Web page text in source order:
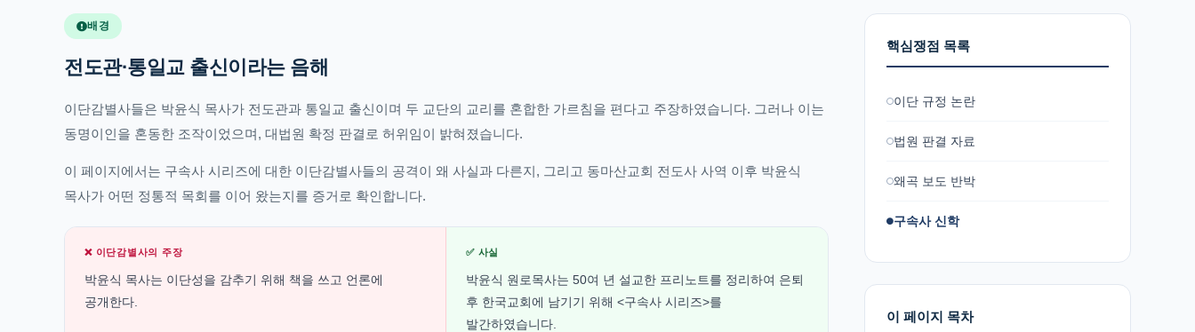
배경
전도관·통일교 출신이라는 음해
이단감별사들은 박윤식 목사가 전도관과 통일교 출신이며 두 교단의 교리를 혼합한 가르침을 편다고 주장하였습니다. 그러나 이는
동명이인을 혼동한 조작이었으며, 대법원 확정 판결로 허위임이 밝혀졌습니다.
이 페이지에서는 구속사 시리즈에 대한 이단감별사들의 공격이 왜 사실과 다른지, 그리고 동마산교회 전도사 사역 이후 박윤식
목사가 어떤 정통적 목회를 이어 왔는지를 증거로 확인합니다.
❌ 이단감별사의 주장
박윤식 목사는 이단성을 감추기 위해 책을 쓰고 언론에
공개한다.
✅ 사실
박윤식 원로목사는 50여 년 설교한 프리노트를 정리하여 은퇴
후 한국교회에 남기기 위해 <구속사 시리즈>를
발간하였습니다.
핵심쟁점 목록
이단 규정 논란
법원 판결 자료
왜곡 보도 반박
구속사 신학
이 페이지 목차